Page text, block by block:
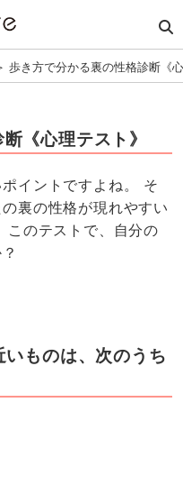
歩き方で分かる裏の性格診断《
《心理テスト》
イントですよね。 そ
裏の性格が現れやすい
このテストで、自分の
ものは、次のうち